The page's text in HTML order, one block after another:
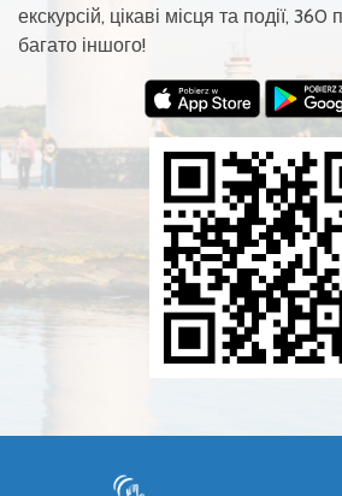
екскурсій, цікаві місця та події,
багато іншого!